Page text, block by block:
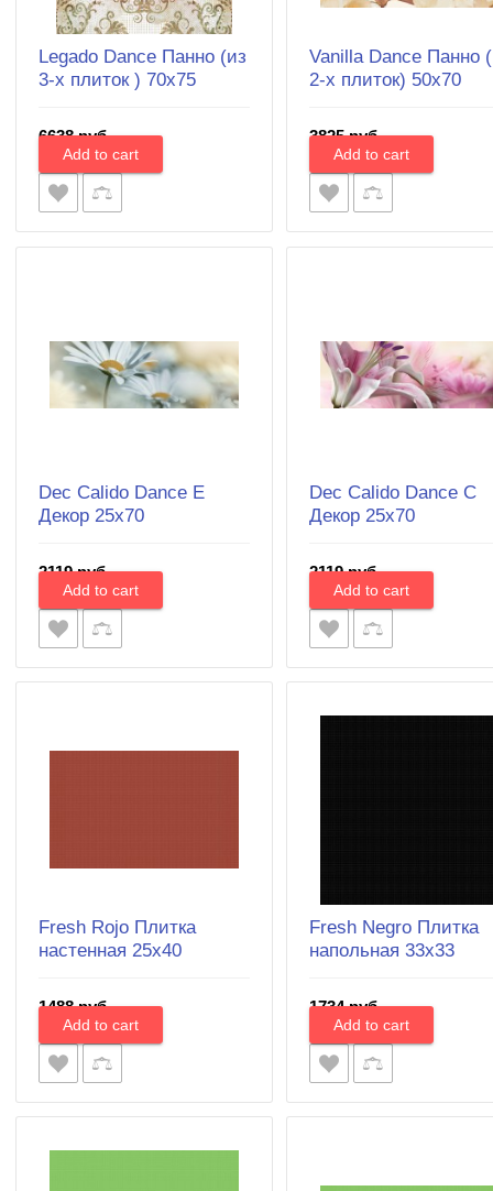
Legado Dance Панно (из
3-х плиток ) 70х75
6638 руб.
Vanilla Dance Панно
2-х плиток) 50x70
3825 руб.
Dec Calido Dance E
Декор 25х70
2119 руб.
Dec Calido Dance C
Декор 25х70
2119 руб.
Fresh Rojo Плитка
настенная 25х40
1488 руб.
Fresh Negro Плитка
напольная 33x33
1734 руб.